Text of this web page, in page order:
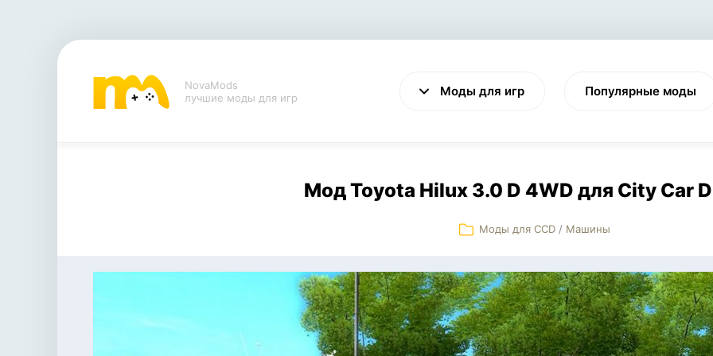
NovaMods
лучшие моды для игр
Моды для игр
VALHEIM CYBERPUNK 2077
Популярные моды
Мод Toyota Hilux 3.0 D 4WD для City Car
Моды для CCD / Машины